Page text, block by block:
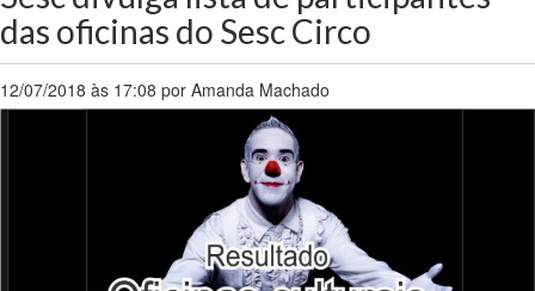
das oficinas do Sesc Circo
12/07/2018 às 17:08 por Amanda Machado